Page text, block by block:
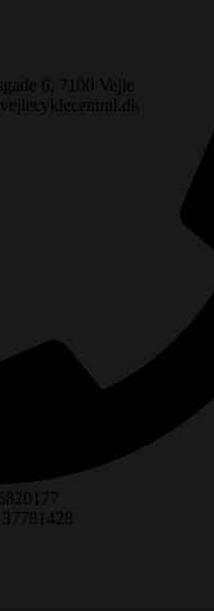
6, 7100 Vejle